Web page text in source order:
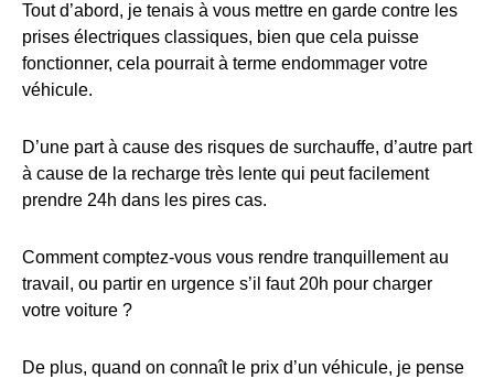
Tout d’abord, je tenais à vous mettre en garde contre les
prises électriques classiques, bien que cela puisse
fonctionner, cela pourrait à terme endommager votre
véhicule.
D’une part à cause des risques de surchauffe, d’autre part
à cause de la recharge très lente qui peut facilement
prendre 24h dans les pires cas.
Comment comptez-vous vous rendre tranquillement au
travail, ou partir en urgence s’il faut 20h pour charger
votre voiture ?
De plus, quand on connaît le prix d’un véhicule, je pense